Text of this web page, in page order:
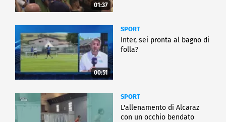
01:37
00:51
SPORT
Inter, sei pronta al bagno di
folla?
SPORT
L'allenamento di Alcaraz
con un occhio bendato